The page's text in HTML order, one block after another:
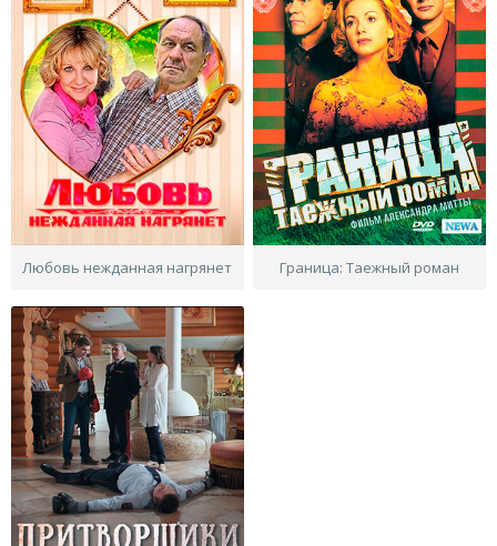
Любовь нежданная нагрянет Граница: Таежный роман